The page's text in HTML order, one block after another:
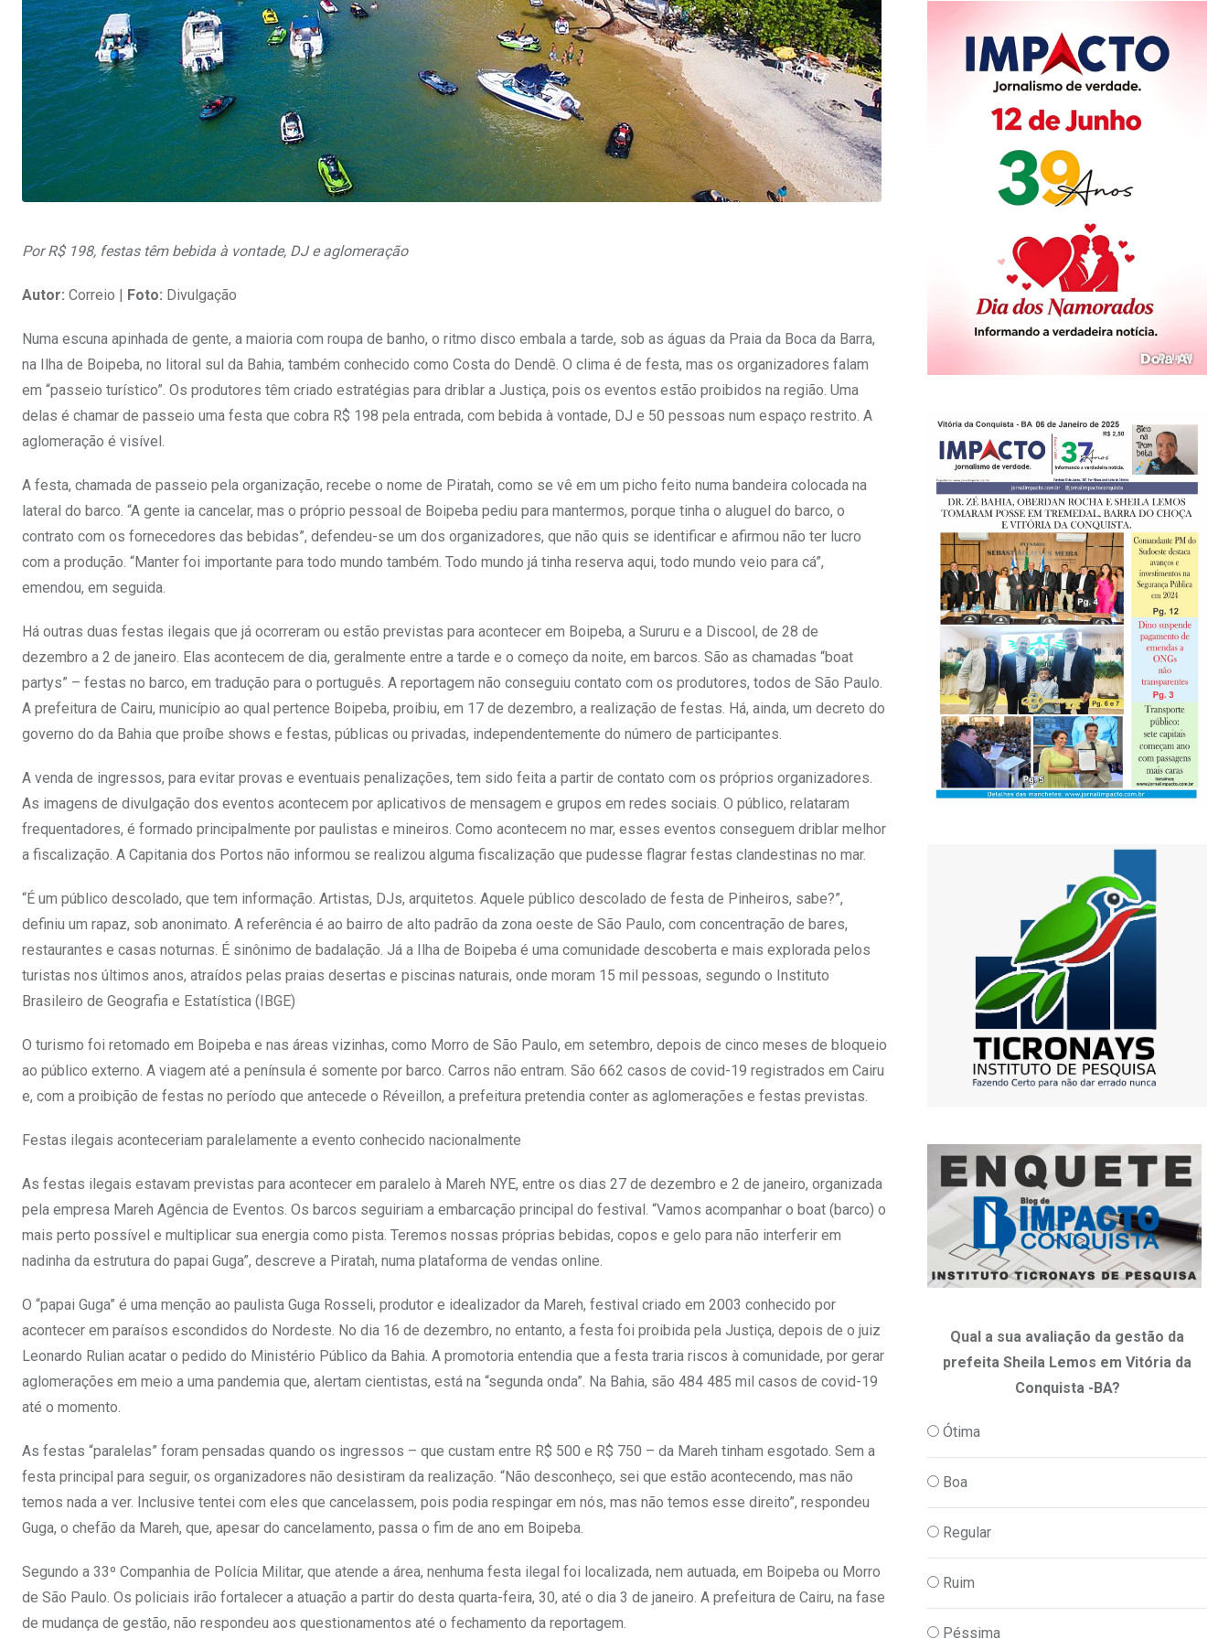
Por R$ 198, festas têm bebida à vontade, DJ e aglomeração
Autor: Correio | Foto: Divulgação
Numa escuna apinhada de gente, a maioria com roupa de banho, o ritmo disco embala a tarde, sob as águas da Praia da Boca da Barra,
na Ilha de Boipeba, no litoral sul da Bahia, também conhecido como Costa do Dendê. O clima é de festa, mas os organizadores falam
em “passeio turístico”. Os produtores têm criado estratégias para driblar a Justiça, pois os eventos estão proibidos na região. Uma
delas é chamar de passeio uma festa que cobra R$ 198 pela entrada, com bebida à vontade, DJ e 50 pessoas num espaço restrito. A
aglomeração é visível.
A festa, chamada de passeio pela organização, recebe o nome de Piratah, como se vê em um picho feito numa bandeira colocada na
lateral do barco. “A gente ia cancelar, mas o próprio pessoal de Boipeba pediu para mantermos, porque tinha o aluguel do barco, o
contrato com os fornecedores das bebidas”, defendeu-se um dos organizadores, que não quis se identificar e afirmou não ter lucro
com a produção. “Manter foi importante para todo mundo também. Todo mundo já tinha reserva aqui, todo mundo veio para cá”,
emendou, em seguida.
Há outras duas festas ilegais que já ocorreram ou estão previstas para acontecer em Boipeba, a Sururu e a Discool, de 28 de
dezembro a 2 de janeiro. Elas acontecem de dia, geralmente entre a tarde e o começo da noite, em barcos. São as chamadas “boat
partys” – festas no barco, em tradução para o português. A reportagem não conseguiu contato com os produtores, todos de São Paulo.
A prefeitura de Cairu, município ao qual pertence Boipeba, proibiu, em 17 de dezembro, a realização de festas. Há, ainda, um decreto do
governo do da Bahia que proíbe shows e festas, públicas ou privadas, independentemente do número de participantes.
A venda de ingressos, para evitar provas e eventuais penalizações, tem sido feita a partir de contato com os próprios organizadores.
As imagens de divulgação dos eventos acontecem por aplicativos de mensagem e grupos em redes sociais. O público, relataram
frequentadores, é formado principalmente por paulistas e mineiros. Como acontecem no mar, esses eventos conseguem driblar melhor
a fiscalização. A Capitania dos Portos não informou se realizou alguma fiscalização que pudesse flagrar festas clandestinas no mar.
“É um público descolado, que tem informação. Artistas, DJs, arquitetos. Aquele público descolado de festa de Pinheiros, sabe?”,
definiu um rapaz, sob anonimato. A referência é ao bairro de alto padrão da zona oeste de São Paulo, com concentração de bares,
restaurantes e casas noturnas. É sinônimo de badalação. Já a Ilha de Boipeba é uma comunidade descoberta e mais explorada pelos
turistas nos últimos anos, atraídos pelas praias desertas e piscinas naturais, onde moram 15 mil pessoas, segundo o Instituto
Brasileiro de Geografia e Estatística (IBGE)
O turismo foi retomado em Boipeba e nas áreas vizinhas, como Morro de São Paulo, em setembro, depois de cinco meses de bloqueio
ao público externo. A viagem até a península é somente por barco. Carros não entram. São 662 casos de covid-19 registrados em Cairu
e, com a proibição de festas no período que antecede o Réveillon, a prefeitura pretendia conter as aglomerações e festas previstas.
Festas ilegais aconteceriam paralelamente a evento conhecido nacionalmente
As festas ilegais estavam previstas para acontecer em paralelo à Mareh NYE, entre os dias 27 de dezembro e 2 de janeiro, organizada
pela empresa Mareh Agência de Eventos. Os barcos seguiriam a embarcação principal do festival. “Vamos acompanhar o boat (barco) o
mais perto possível e multiplicar sua energia como pista. Teremos nossas próprias bebidas, copos e gelo para não interferir em
nadinha da estrutura do papai Guga”, descreve a Piratah, numa plataforma de vendas online.
O “papai Guga” é uma menção ao paulista Guga Rosseli, produtor e idealizador da Mareh, festival criado em 2003 conhecido por
acontecer em paraísos escondidos do Nordeste. No dia 16 de dezembro, no entanto, a festa foi proibida pela Justiça, depois de o juiz
Leonardo Rulian acatar o pedido do Ministério Público da Bahia. A promotoria entendia que a festa traria riscos à comunidade, por gerar
aglomerações em meio a uma pandemia que, alertam cientistas, está na “segunda onda”. Na Bahia, são 484 485 mil casos de covid-19
até o momento.
As festas “paralelas” foram pensadas quando os ingressos – que custam entre R$ 500 e R$ 750 – da Mareh tinham esgotado. Sem a
festa principal para seguir, os organizadores não desistiram da realização. “Não desconheço, sei que estão acontecendo, mas não
temos nada a ver. Inclusive tentei com eles que cancelassem, pois podia respingar em nós, mas não temos esse direito”, respondeu
Guga, o chefão da Mareh, que, apesar do cancelamento, passa o fim de ano em Boipeba.
Segundo a 33º Companhia de Polícia Militar, que atende a área, nenhuma festa ilegal foi localizada, nem autuada, em Boipeba ou Morro
de São Paulo. Os policiais irão fortalecer a atuação a partir do desta quarta-feira, 30, até o dia 3 de janeiro. A prefeitura de Cairu, na fase
de mudança de gestão, não respondeu aos questionamentos até o fechamento da reportagem.
Qual a sua avaliação da gestão da
prefeita Sheila Lemos em Vitória da
Conquista -BA?
Ótima
Boa
Regular
Ruim
Péssima